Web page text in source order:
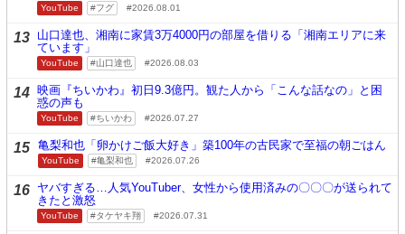
YouTube フグ 2026.08.01
13 山口達也、湘南に家賃3万4000円の部屋を借りる「湘南エリアに来
ています」
YouTube 山口達也 2026.08.03
14 映画『ちいかわ』初日9.3億円。観た人から「こんな話なの」と困
惑の声も
YouTube ちいかわ 2026.07.27
15 亀梨和也「卵かけご飯大好き」築100年の古民家で至福の朝ごはん
YouTube 亀梨和也 2026.07.26
16 ヤバすぎる…人気YouTuber、女性から使用済みの〇〇〇が送られて
きたと激怒
YouTube タケヤキ翔 2026.07.31